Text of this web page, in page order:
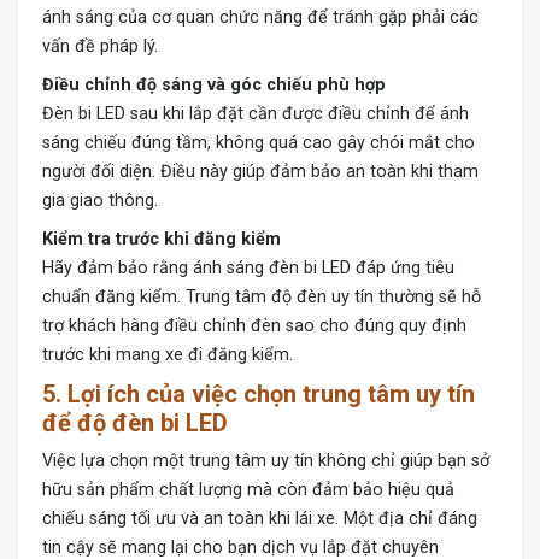
ánh sáng của cơ quan chức năng để tránh gặp phải các
vấn đề pháp lý.
Điều chỉnh độ sáng và góc chiếu phù hợp
Đèn bi LED sau khi lắp đặt cần được điều chỉnh để ánh
sáng chiếu đúng tầm, không quá cao gây chói mắt cho
người đối diện. Điều này giúp đảm bảo an toàn khi tham
gia giao thông.
Kiểm tra trước khi đăng kiểm
Hãy đảm bảo rằng ánh sáng đèn bi LED đáp ứng tiêu
chuẩn đăng kiểm. Trung tâm độ đèn uy tín thường sẽ hỗ
trợ khách hàng điều chỉnh đèn sao cho đúng quy định
trước khi mang xe đi đăng kiểm.
5. Lợi ích của việc chọn trung tâm uy tín
để độ đèn bi LED
Việc lựa chọn một trung tâm uy tín không chỉ giúp bạn sở
hữu sản phẩm chất lượng mà còn đảm bảo hiệu quả
chiếu sáng tối ưu và an toàn khi lái xe. Một địa chỉ đáng
tin cậy sẽ mang lại cho bạn dịch vụ lắp đặt chuyên